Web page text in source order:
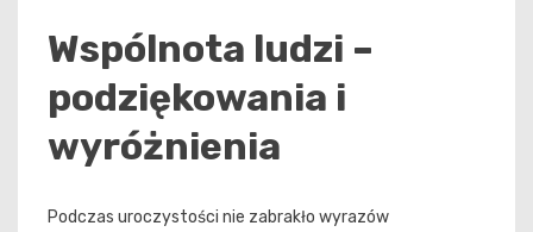
Wspólnota ludzi –
podziękowania i
wyróżnienia
Podczas uroczystości nie zabrakło wyrazów